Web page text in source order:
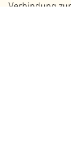
Verbindung